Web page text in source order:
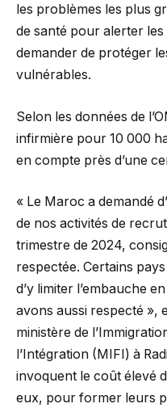
les problèmes les plus
de santé pour alerter
demander de protéger
vulnérables.
Selon les données de
infirmière pour 10 000
en compte près d’une
« Le Maroc a demandé
de nos activités de
trimestre de 2024,
respectée. Certains
d’y limiter l’embauche
avons aussi respecté »,
ministère de
l’Intégration (MIFI) à
invoquent le coût élevé
eux, pour former leurs